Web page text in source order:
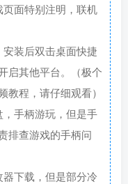
面特别注明，联机
装后双击桌面快捷
启其他平台。（极个
教程，请仔细观看）
手柄游玩，但是手
排查游戏的手柄问
下载，但是部分冷